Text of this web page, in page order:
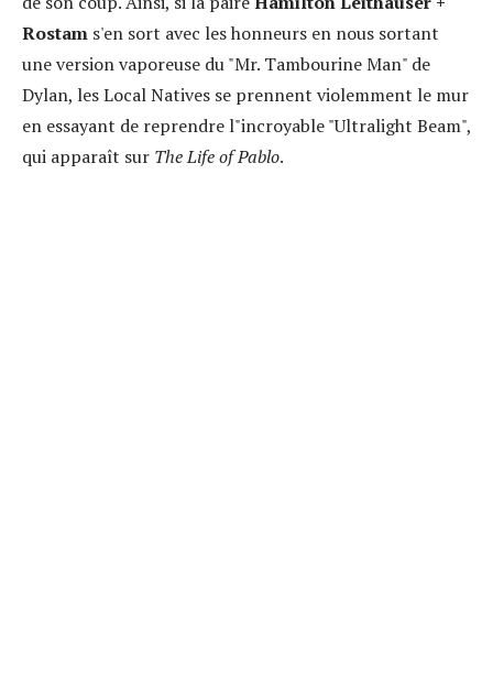
Rostam s'en sort avec les honneurs en nous sortant
une version vaporeuse du "Mr. Tambourine Man" de
Dylan, les Local Natives se prennent violemment le mur
en essayant de reprendre l"incroyable "Ultralight Beam",
qui apparaît sur The Life of Pablo.